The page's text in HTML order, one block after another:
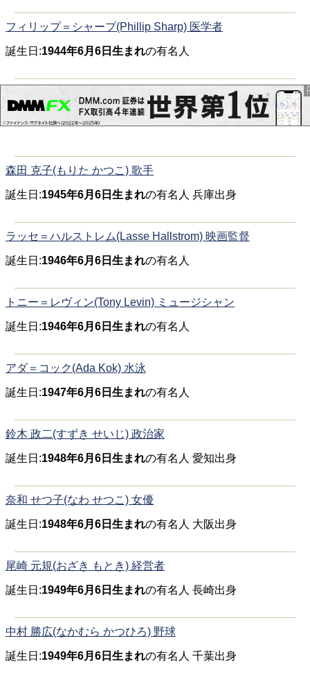
フィリップ＝シャープ(Phillip Sharp) 医学者
誕生日:1944年6月6日生まれの有名人
森田 克子(もりた かつこ) 歌手
誕生日:1945年6月6日生まれの有名人 兵庫出身
ラッセ＝ハルストレム(Lasse Hallstrom) 映画監督
誕生日:1946年6月6日生まれの有名人
トニー＝レヴィン(Tony Levin) ミュージシャン
誕生日:1946年6月6日生まれの有名人
アダ＝コック(Ada Kok) 水泳
誕生日:1947年6月6日生まれの有名人
鈴木 政二(すずき せいじ) 政治家
誕生日:1948年6月6日生まれの有名人 愛知出身
奈和 せつ子(なわ せつこ) 女優
誕生日:1948年6月6日生まれの有名人 大阪出身
尾崎 元規(おざき もとき) 経営者
誕生日:1949年6月6日生まれの有名人 長崎出身
中村 勝広(なかむら かつひろ) 野球
誕生日:1949年6月6日生まれの有名人 千葉出身